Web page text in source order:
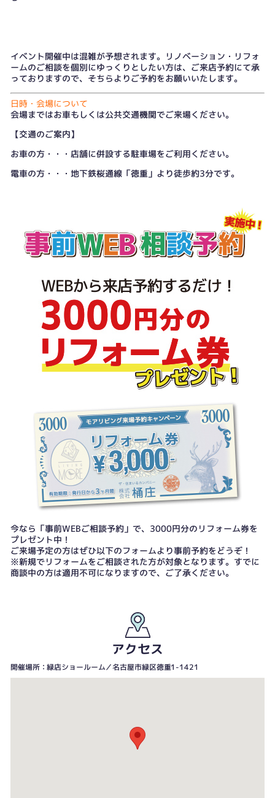
イベント開催中は混雑が予想されます。リノベーション・リフォ
ームのご相談を個別にゆっくりとしたい方は、 ご来店予約にて承
っておりますので、そちらよりご予約をお願いいたします。
日時・会場について
会場まではお車もしくは公共交通機関でご来場ください。
【交通のご案内】
お車の方・・・店舗に併設する駐車場をご利用ください。
電車の方・・・地下鉄桜通線「徳重」より徒歩約3分です。
今なら「事前WEBご相談予約」で、3000円分のリフォーム券を
プレゼント中！
ご来場予定の方はぜひ以下のフォームより事前予約をどうぞ！
※新規でリフォームをご相談された方が対象となります。すでに
商談中の方は適用不可になりますので、ご了承ください。
アクセス
開催場所：緑店ショールーム／名古屋市緑区徳重1-1421